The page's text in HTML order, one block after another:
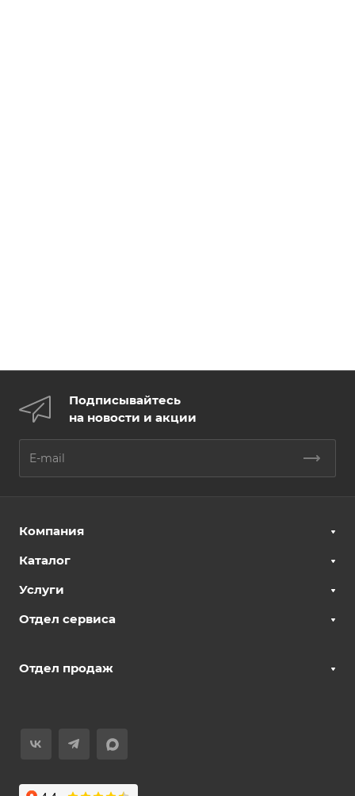
Подписывайтесь
на новости и акции
Компания
Каталог
Услуги
Отдел сервиса
Отдел продаж